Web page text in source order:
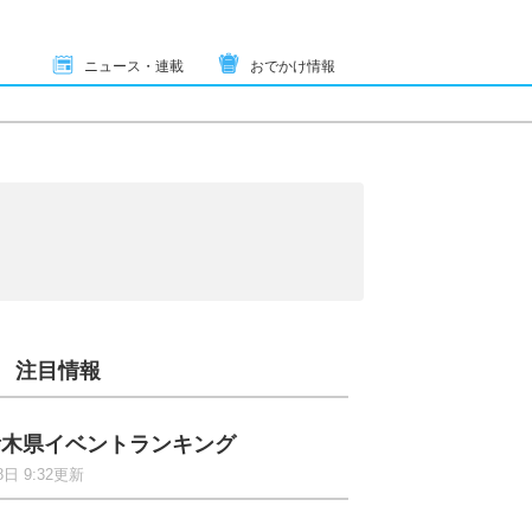
ニュース・連載 おでかけ情報
注目情報
県イベントランキング
日 9:32更新